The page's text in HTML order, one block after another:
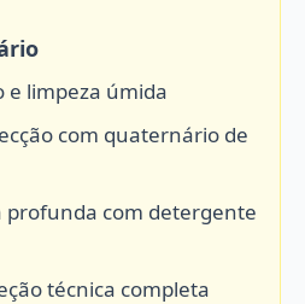
e limpeza úmida
com quaternário de
profunda com detergente
técnica completa